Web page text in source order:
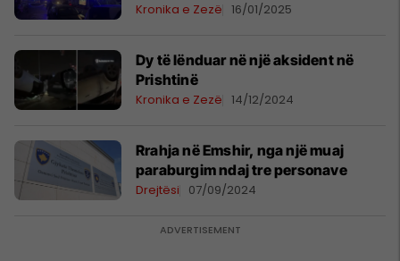
Kronika e Zezë 16/01/2025
Dy të lënduar në një aksident në
Prishtinë
Kronika e Zezë 14/12/2024
​Rrahja në Emshir, nga një muaj
paraburgim ndaj tre personave
Drejtësi 07/09/2024